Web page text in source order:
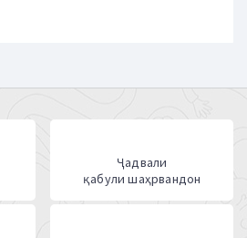
Ҷадвали
қабули шаҳрвандон